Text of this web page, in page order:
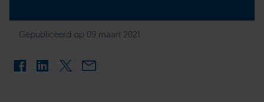
Gepubliceerd op 09 maart 2021